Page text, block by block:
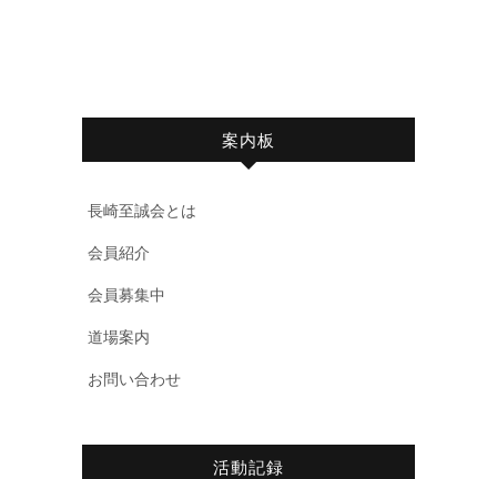
案内板
長崎至誠会とは
会員紹介
会員募集中
道場案内
お問い合わせ
活動記録